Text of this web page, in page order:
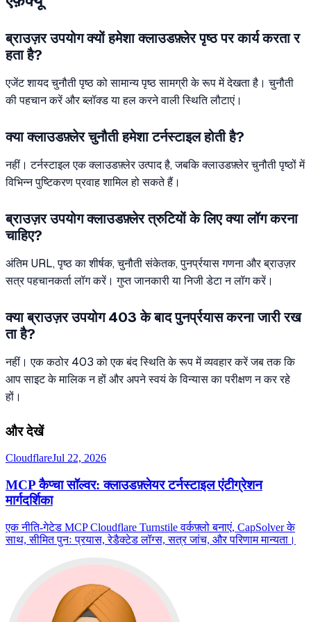
ब्राउज़र उपयोग क्यों हमेशा क्लाउडफ़्लेर पृष्ठ पर कार्य करता र
हता है?
एजेंट शायद चुनौती पृष्ठ को सामान्य पृष्ठ सामग्री के रूप में देखता है। चुनौती
की पहचान करें और ब्लॉक्ड या हल करने वाली स्थिति लौटाएं।
क्या क्लाउडफ़्लेर चुनौती हमेशा टर्नस्टाइल होती है?
नहीं। टर्नस्टाइल एक क्लाउडफ़्लेर उत्पाद है, जबकि क्लाउडफ़्लेर चुनौती पृष्ठों में
विभिन्न पुष्टिकरण प्रवाह शामिल हो सकते हैं।
ब्राउज़र उपयोग क्लाउडफ़्लेर त्रुटियों के लिए क्या लॉग करना
चाहिए?
अंतिम URL, पृष्ठ का शीर्षक, चुनौती संकेतक, पुनर्प्रयास गणना और ब्राउज़र
सत्र पहचानकर्ता लॉग करें। गुप्त जानकारी या निजी डेटा न लॉग करें।
क्या ब्राउज़र उपयोग 403 के बाद पुनर्प्रयास करना जारी रख
ता है?
नहीं। एक कठोर 403 को एक बंद स्थिति के रूप में व्यवहार करें जब तक कि
आप साइट के मालिक न हों और अपने स्वयं के विन्यास का परीक्षण न कर रहे
हों।
और देखें
CloudflareJul 22, 2026
MCP कैप्चा सॉल्वर: क्लाउडफ़्लेयर टर्नस्टाइल एंटीग्रेशन
मार्गदर्शिका
एक नीति-गेटेड MCP Cloudflare Turnstile वर्कफ़्लो बनाएं, CapSolver के
साथ, सीमित पुनः प्रयास, रेडैक्टेड लॉग्स, सत्र जांच, और परिणाम मान्यता।